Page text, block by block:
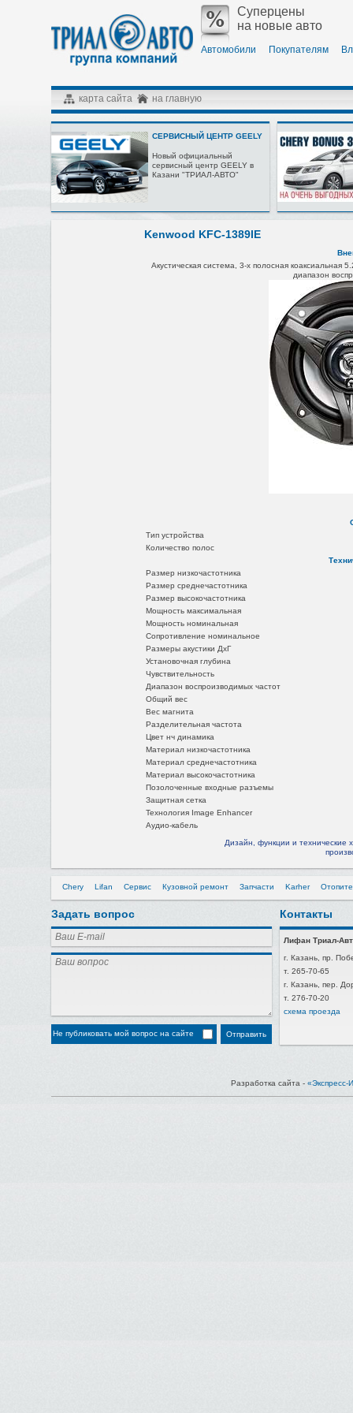
Суперцены
на новые авто
Автомобили Покупателям
карта сайта на главную
СЕРВИСНЫЙ ЦЕНТР GEELY
Новый официальный
сервисный центр GEELY в
Казани "ТРИАЛ-АВТО"
Kenwood KFC-1389IE
Акустическая система,
3-х полосная коаксиальная
диапазон
Тип устройства
Количество полос
Размер низкочастотника
Размер среднечастотника
Размер высокочастотника
Мощность максимальная
Мощность номинальная
Сопротивление номинальное
Размеры акустики ДхГ
Установочная глубина
Чувствительность
Диапазон воспроизводимых частот
Общий вес
Вес магнита
Разделительная частота
Цвет нч динамика
Материал низкочастотника
Материал среднечастотника
Материал высокочастотника
Позолоченные входные разъемы
Защитная сетка
Технология Image Enhancer
Аудио-кабель
Дизайн, функции и технические
Chery Lifan Сервис Кузовной ремонт Запчасти Karher
Задать вопрос
Не публиковать мой вопрос на сайте
Контакты
Лифан Триал-
г. Казань, пр.
т. 265-70-65
г. Казань, пер.
т. 276-70-20
схема проезда
Разработка сайта - «Экспресс-